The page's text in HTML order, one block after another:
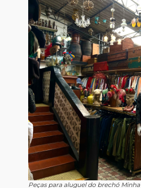
Peças para aluguel do brechó Minha